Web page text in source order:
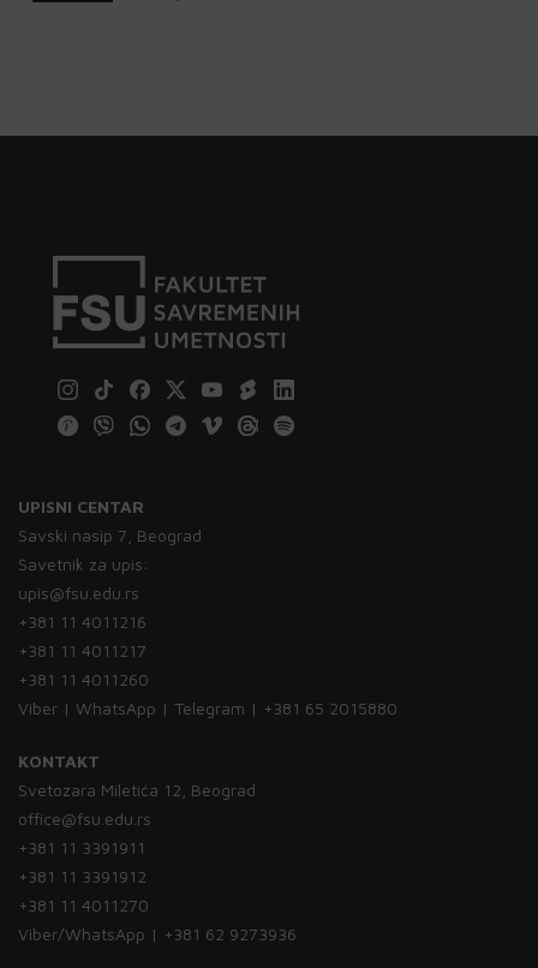
UPISNI CENTAR
Savski nasip 7, Beograd
Savetnik za upis:
upis@fsu.edu.rs
+381 11 4011216
+381 11 4011217
+381 11 4011260
Viber | WhatsApp | Telegram | +381 65 2015880
KONTAKT
Svetozara Miletića 12, Beograd
office@fsu.edu.rs
+381 11 3391911
+381 11 3391912
+381 11 4011270
Viber/WhatsApp | +381 62 9273936